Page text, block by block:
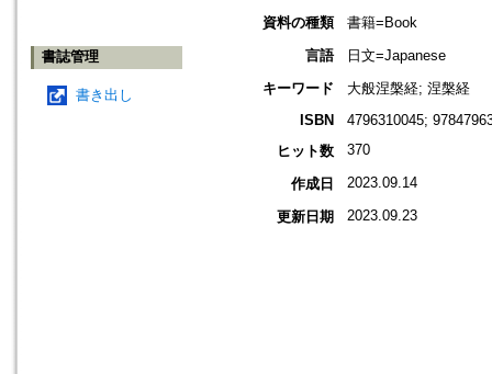
書誌管理
書き出し
資料の種類
書籍=Book
言語
日文=Japanese
キーワード
大般涅槃経; 涅槃経
ISBN
4796310045;
ヒット数
370
作成日 2023.09.14
更新日期 2023.09.23